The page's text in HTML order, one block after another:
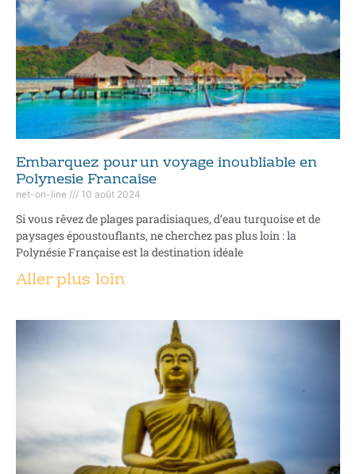
Embarquez pour un voyage inoubliable en
Polynesie Francaise
net-on-line 10 août 2024
Si vous rêvez de plages paradisiaques, d’eau turquoise et de
paysages époustouflants, ne cherchez pas plus loin : la
Polynésie Française est la destination idéale
Aller plus loin